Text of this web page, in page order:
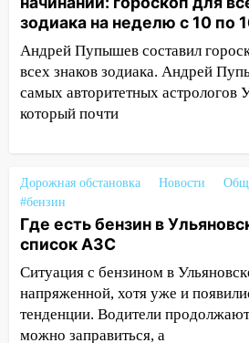
движение трамваев в
09:15 Ураган,
автоподставы и атака
важные итоги
Ульяновской области
инфраструктуру после
08:19
пропал 67-летний
08:11 На Ульяновск снова
непогода
07:30 Евро-3 вместо
зодиака на неделю с 10 по
Андрей Пупышев составил
всех знаков зодиака. Андрей
самых авторитетных астрологов
который почти
Дорожная обстановка Новости
#бензин
Где есть бензин в
список АЗС
Ситуация с бензином в
напряженной, хотя уже и
тенденции. Водители
можно заправиться, а